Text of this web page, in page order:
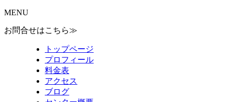
MENU
お問合せはこちら≫
トップページ
プロフィール
料金表
アクセス
ブログ